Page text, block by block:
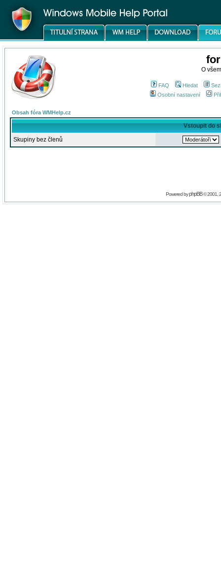
O
FAQ Hledat
Osobní nastavení
Obsah fóra WMHelp.cz
Vstoupit do
Skupiny bez členů
Powered byphpBB© 2001,